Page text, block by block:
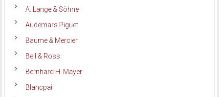
A. Lange & Söhne
Audemars Piguet
Baume & Mercier
Bell & Ross
Bernhard H. Mayer
Blancpai